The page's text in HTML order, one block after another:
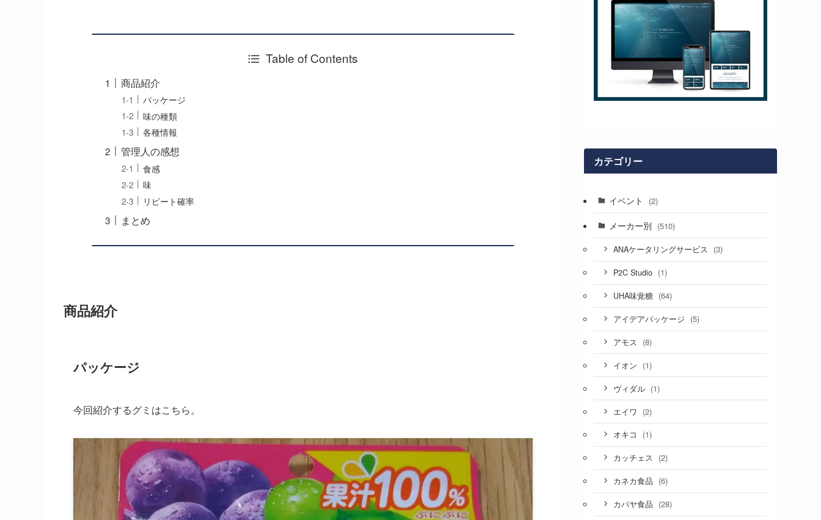
Table of Contents
商品紹介
パッケージ
味の種類
各種情報
管理人の感想
食感
味
リピート確率
まとめ
商品紹介
パッケージ
今回紹介するグミはこちら。
カテゴリー
イベント (2)
メーカー別 (510)
ANAケータリングサービス (3)
P2C Studio (1)
UHA味覚糖 (64)
アイデアパッケージ (5)
アモス (8)
イオン (1)
ヴィダル (1)
エイワ (2)
オキコ (1)
カッチェス (2)
カネカ食品 (6)
カバヤ食品 (28)